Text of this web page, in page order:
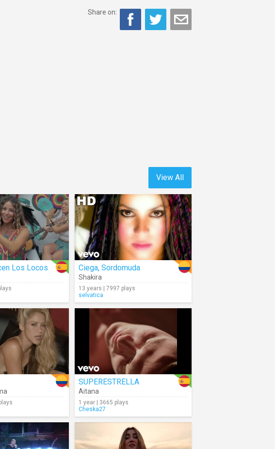
Share on:
View All
Los Locos Ciega, Sordomuda
Shakira
13 years | 7997 plays
selvatica
SUPERESTRELLA
Aitana
1 year | 3665 plays
Cheska27